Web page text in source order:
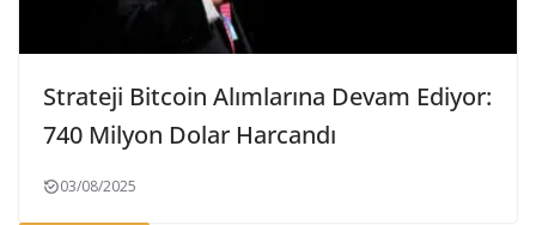
Strateji Bitcoin Alımlarına Devam Ediyor:
740 Milyon Dolar Harcandı
03/08/2025